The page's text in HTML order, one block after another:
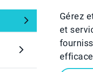
Gérez
et